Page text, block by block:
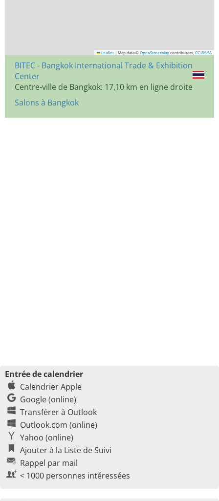
Leaflet | Map data © OpenStreetMap contributors, CC-BY-SA
BITEC - Bangkok International Trade & Exhibition
Center
Centre-ville de Bangkok: 17,10 km en ligne droite
Salons à Bangkok
Entrée de calendrier
Calendrier Apple
Google (online)
Transférer à Outlook
Outlook.com (online)
Yahoo (online)
Ajouter à la Liste de Suivi
Rappel par mail
< 1000 personnes intéressées